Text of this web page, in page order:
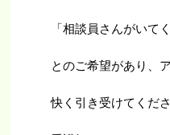
「相談員さんがいて
とのご希望があり、
快く引き受けてくだ